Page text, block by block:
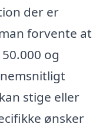
der er
forvente at
og
stige eller
ønsker